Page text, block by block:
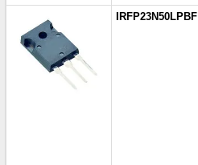
IRFP23N50LPBF